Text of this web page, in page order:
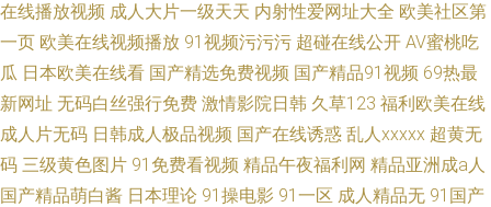
在线播放视频 成人大片一级天天 内射性爱网址大全 欧美社区第
一页 欧美在线视频播放 91视频污污污 超碰在线公开 AV蜜桃吃
瓜 日本欧美在线看 国产精选免费视频 国产精品91视频 69热最
新网址 无码白丝强行免费 激情影院日韩 久草123 福利欧美在线
成人片无码 日韩成人极品视频 国产在线诱惑 乱人xxxxx 超黄无
码 三级黄色图片 91免费看视频 精品午夜福利网 精品亚洲成a人
国产精品萌白酱 日本理论 91操电影 91一区 成人精品无 91国产